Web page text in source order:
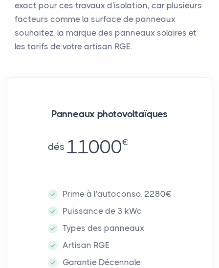
exact pour ces travaux d'isolation, car plusieurs
facteurs comme la surface de panneaux
souhaitez, la marque des panneaux solaires et
les tarifs de votre artisan RGE.
Panneaux photovoltaïques
dés 11000€
Prime à l'autoconso. 2280€
Puissance de 3 kWc
Types des panneaux
Artisan RGE
Garantie Décennale